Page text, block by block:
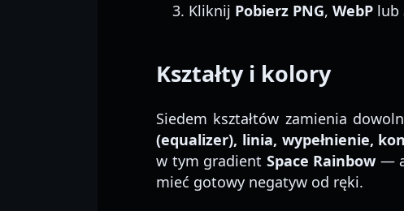
Kliknij Pobierz PNG, WebP lub
Kształty i kolory
Siedem kształtów zamienia
(equalizer), linia, wypełnienie,
w tym gradient Space Rainbow —
mieć gotowy negatyw od ręki.